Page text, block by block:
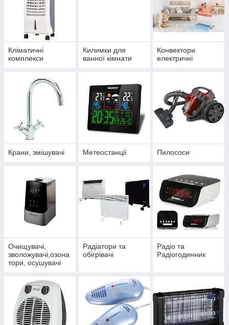
Кліматичні
комплекси
Килимки для
ванної кімнати
Конвектори
електричні
Крани, змішувачі Метеостанції Пилососи
Очищувачі,
зволожувачі,озона
тори, осушувачі
Радіатори та
обігрівачі
Радіо та
Радіогодинник